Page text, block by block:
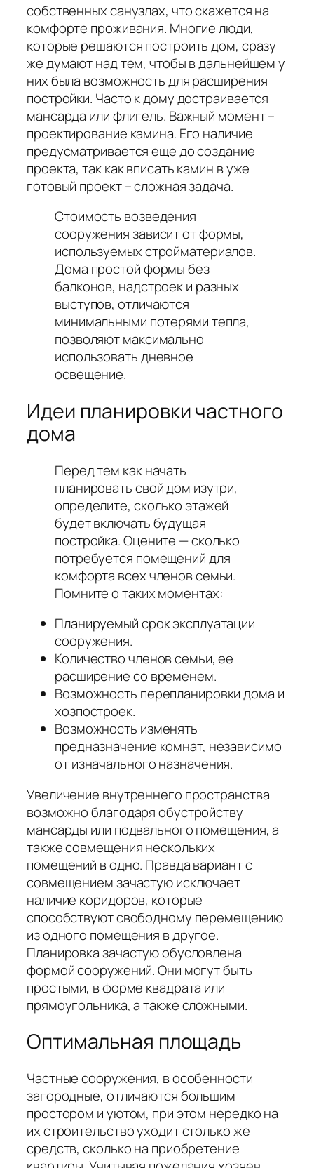
собственных санузлах, что скажется на
комфорте проживания. Многие люди,
которые решаются построить дом, сразу
же думают над тем, чтобы в дальнейшем у
них была возможность для расширения
постройки. Часто к дому достраивается
мансарда или флигель. Важный момент –
проектирование камина. Его наличие
предусматривается еще до создание
проекта, так как вписать камин в уже
готовый проект – сложная задача.
Стоимость возведения
сооружения зависит от формы,
используемых стройматериалов.
Дома простой формы без
балконов, надстроек и разных
выступов, отличаются
минимальными потерями тепла,
позволяют максимально
использовать дневное
освещение.
Идеи планировки частного
дома
Перед тем как начать
планировать свой дом изутри,
определите, сколько этажей
будет включать будущая
постройка. Оцените — сколько
потребуется помещений для
комфорта всех членов семьи.
Помните о таких моментах:
Планируемый срок эксплуатации
сооружения.
Количество членов семьи, ее
расширение со временем.
Возможность перепланировки дома и
хозпостроек.
Возможность изменять
предназначение комнат, независимо
от изначального назначения.
Увеличение внутреннего пространства
возможно благодаря обустройству
мансарды или подвального помещения, а
также совмещения нескольких
помещений в одно. Правда вариант с
совмещением зачастую исключает
наличие коридоров, которые
способствуют свободному перемещению
из одного помещения в другое.
Планировка зачастую обусловлена
формой сооружений. Они могут быть
простыми, в форме квадрата или
прямоугольника, а также сложными.
Оптимальная площадь
Частные сооружения, в особенности
загородные, отличаются большим
простором и уютом, при этом нередко на
их строительство уходит столько же
средств, сколько на приобретение